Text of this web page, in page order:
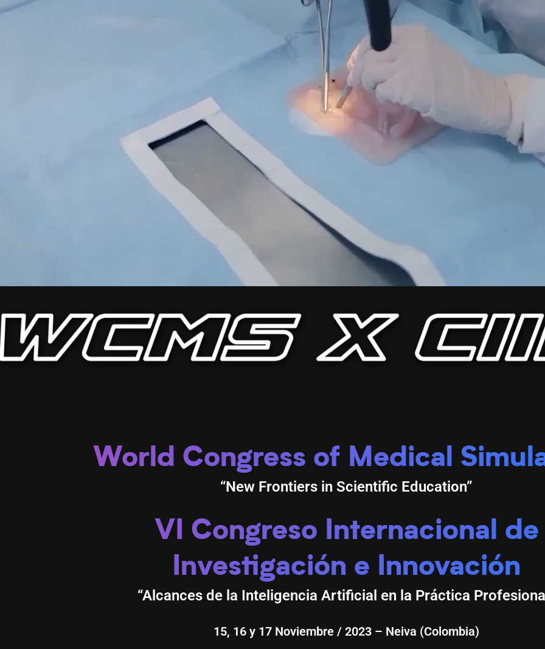
World Congress of Medical
“New Frontiers in Scientific Education”
VI Congreso Internacional de
Investigación e Innovación
“Alcances de la Inteligencia Artificial en la Práctica
15, 16 y 17 Noviembre / 2023 – Neiva (Colombia)